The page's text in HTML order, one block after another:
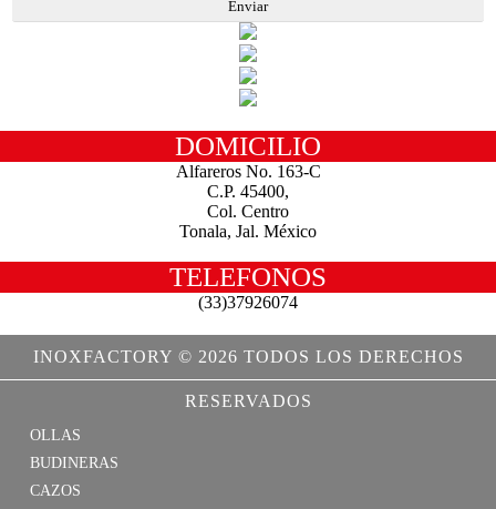
DOMICILIO
Alfareros No. 163-C
C.P. 45400,
Col. Centro
Tonala, Jal. México
TELEFONOS
(33)37926074
INOXFACTORY © 2026 TODOS LOS DERECHOS
RESERVADOS
OLLAS
BUDINERAS
CAZOS